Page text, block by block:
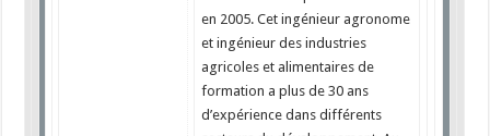
en 2005. Cet ingénieur agronome
et ingénieur des industries
agricoles et alimentaires de
formation a plus de 30 ans
d’expérience dans différents